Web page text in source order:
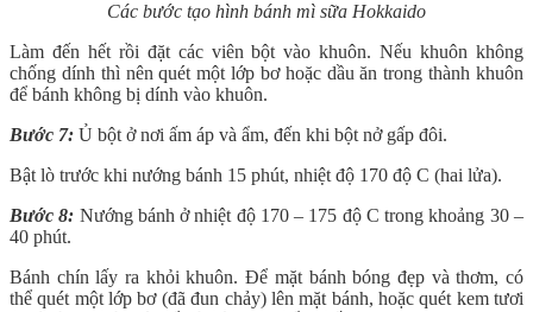
Các bước tạo hình bánh mì sữa Hokkaido
Làm đến hết rồi đặt các viên bột vào khuôn. Nếu khuôn không
chống dính thì nên quét một lớp bơ hoặc dầu ăn trong thành khuôn
để bánh không bị dính vào khuôn.
Bước 7: Ủ bột ở nơi ấm áp và ẩm, đến khi bột nở gấp đôi.
Bật lò trước khi nướng bánh 15 phút, nhiệt độ 170 độ C (hai lửa).
Bước 8: Nướng bánh ở nhiệt độ 170 – 175 độ C trong khoảng 30 –
40 phút.
Bánh chín lấy ra khỏi khuôn. Để mặt bánh bóng đẹp và thơm, có
thể quét một lớp bơ (đã đun chảy) lên mặt bánh, hoặc quét kem tươi